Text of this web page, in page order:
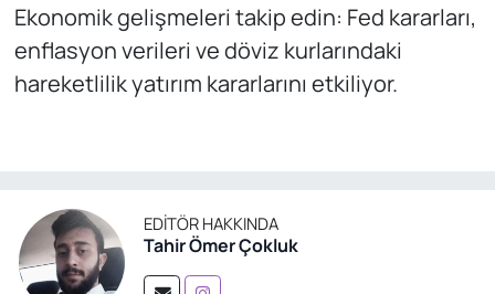
Ekonomik gelişmeleri takip edin: Fed kararları,
enflasyon verileri ve döviz kurlarındaki
hareketlilik yatırım kararlarını etkiliyor.
EDITÖR HAKKINDA
Tahir Ömer Çokluk